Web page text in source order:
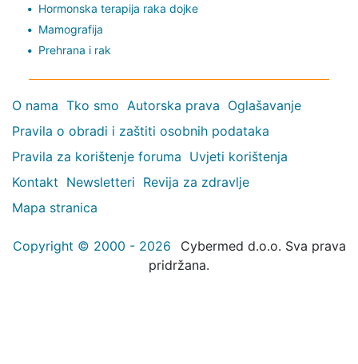
Hormonska terapija raka dojke
Mamografija
Prehrana i rak
O nama Tko smo Autorska prava Oglašavanje
Pravila o obradi i zaštiti osobnih podataka
Pravila za korištenje foruma Uvjeti korištenja
Kontakt Newsletteri Revija za zdravlje
Mapa stranica
Copyright © 2000 - 2026
Cybermed d.o.o. Sva prava
pridržana.